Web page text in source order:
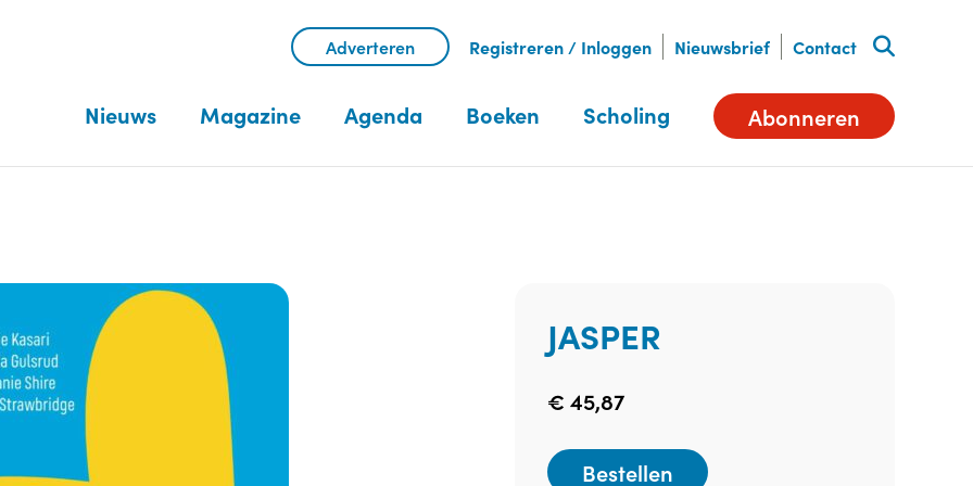
Adverteren Registreren / Inloggen Nieuwsbrief Contact
Nieuws Magazine Agenda Boeken Scholing Abonneren
JASPER
€ 45,87
Bestellen